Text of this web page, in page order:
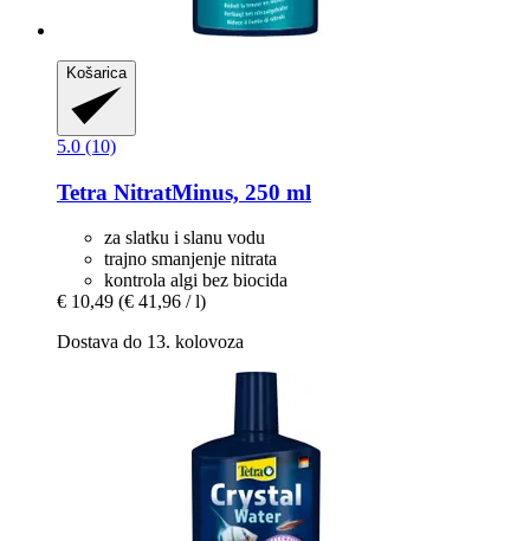
Košarica
5.0 (10)
Tetra NitratMinus, 250 ml
za slatku i slanu vodu
trajno smanjenje nitrata
kontrola algi bez biocida
€ 10,49 (€ 41,96 / l)
Dostava do 13. kolovoza